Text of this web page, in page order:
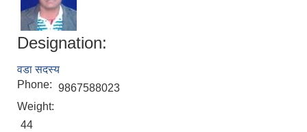
Designation:
वडा सदस्य
Phone: 9867588023
Weight:
44